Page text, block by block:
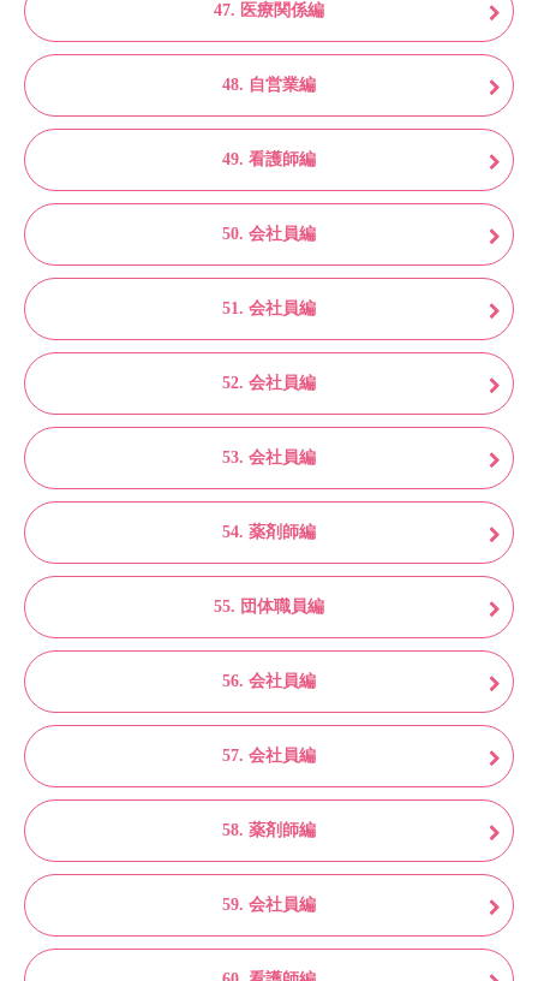
47. 医療関係編
48. 自営業編
49. 看護師編
50. 会社員編
51. 会社員編
52. 会社員編
53. 会社員編
54. 薬剤師編
55. 団体職員編
56. 会社員編
57. 会社員編
58. 薬剤師編
59. 会社員編